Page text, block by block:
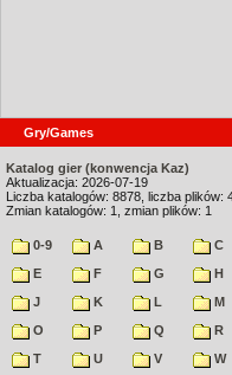
Gry/Games
Katalog gier (konwencja Kaz)
Aktualizacja: 2026-07-19
Liczba katalogów: 8878, liczba plików:
Zmian katalogów: 1, zmian plików: 1
0-9 A B C
E
F G H
J
K L M
O
P Q R
T
U V W